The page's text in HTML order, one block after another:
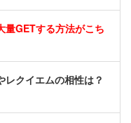
量GETする方法がこち
レクイエムの相性は？